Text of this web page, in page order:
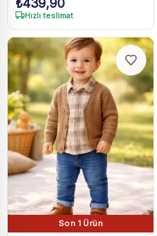
₺439,90
Hızlı teslimat
Son 1 Ürün